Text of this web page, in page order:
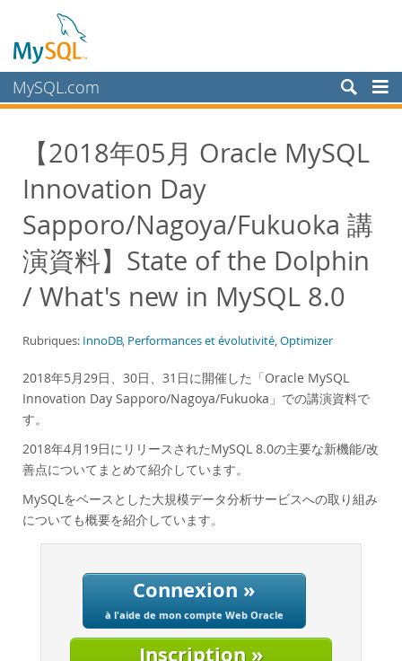
MySQL.com
Services
Partenaires
Clients
Pourquoi MySQL?
White Papers
Presentations
Books
Performance
Migration
Industries
Nouveautés & Evénements
Documentation
【2018年05月 Oracle MySQL
Innovation Day
Sapporo/Nagoya/Fukuoka 講
演資料】State of the Dolphin
/ What's new in MySQL 8.0
Rubriques: InnoDB, Performances et évolutivité,Optimizer
2018年5月29日、30日、31日に開催した「Oracle MySQL
Innovation Day Sapporo/Nagoya/Fukuoka」での講演資料で
す。
2018年4月19日にリリースされたMySQL 8.0の主要な新機能/改
善点についてまとめて紹介しています。
MySQLをベースとした大規模データ分析サービスへの取り組み
についても概要を紹介しています。
Connexion »
à l'aide de mon compte Web Oracle
Inscription »